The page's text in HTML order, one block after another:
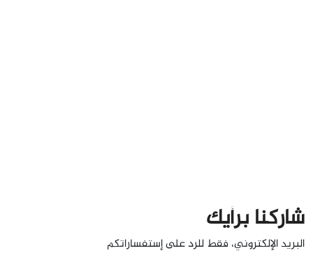
شاركنا برأيك
البريد الإلكتروني، فقط للرد على إستفساراتكم